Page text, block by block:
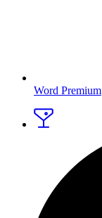
Word Premium